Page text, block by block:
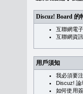
Discuz! Board 的
互聯網電
互聯網資
用戶須知
我必須要
Discuz! 論
如何使用